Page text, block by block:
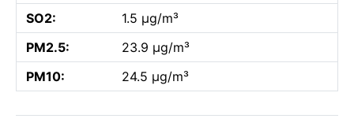
SO2:
1.5 µg/m³
PM2.5:
23.9 µg/m³
PM10:
24.5 µg/m³